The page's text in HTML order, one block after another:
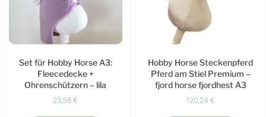
Set für Hobby Horse A3:
Fleecedecke +
Ohrenschützern – lila
23,58€
Hobby Horse Steckenpferd
Pferd am Stiel Premium –
fjord horse fjordhest A3
120,24 €